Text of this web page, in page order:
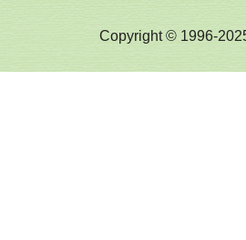
Copyright © 1996-